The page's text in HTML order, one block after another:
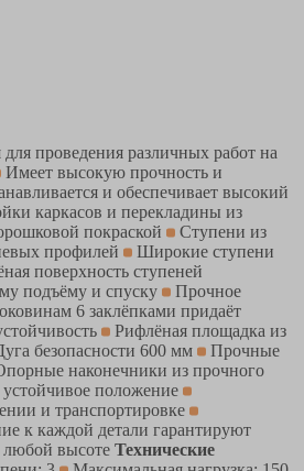
проведения различных работ на
Имеет высокую прочность и
и обеспечивает высокий
каркасов и перекладины из
покраской
Ступени из
профилей
Широкие ступени
поверхность ступеней
подъёму и спуску
Прочное
6 заклёпками придаёт
Рифлёная площадка из
безопасности 600 мм
Прочные
наконечники из прочного
положение
и транспортировке
к каждой детали гарантируют
любой высоте Технические